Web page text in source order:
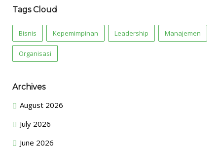
Tags Cloud
Bisnis Kepemimpinan Leadership Manajemen
Organisasi
Archives
August 2026
July 2026
June 2026